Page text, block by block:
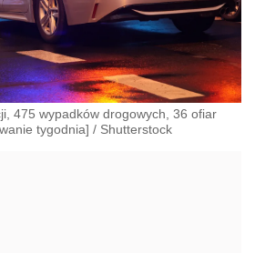
475 wypadków drogowych, 36 ofiar
tygodnia] / Shutterstock